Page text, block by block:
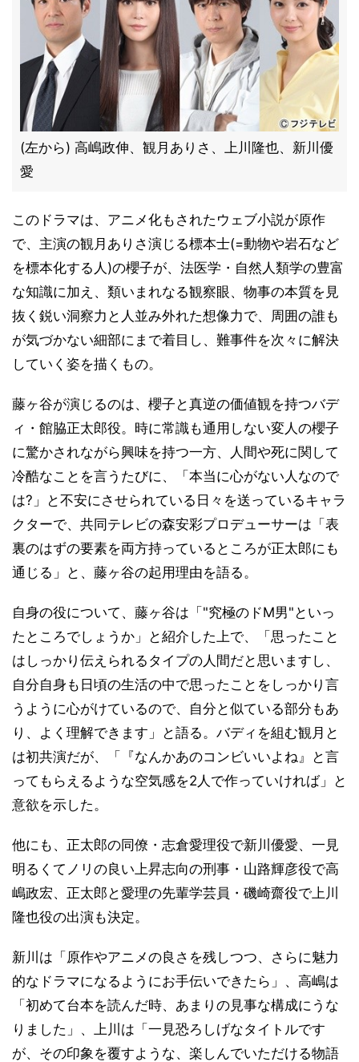
(左から) 高嶋政伸、観月ありさ、上川隆也、新川優
愛
このドラマは、アニメ化もされたウェブ小説が原作
で、主演の観月ありさ演じる標本士(=動物や岩石など
を標本化する人)の櫻子が、法医学・自然人類学の豊富
な知識に加え、類いまれなる観察眼、物事の本質を見
抜く鋭い洞察力と人並み外れた想像力で、周囲の誰も
が気づかない細部にまで着目し、難事件を次々に解決
していく姿を描くもの。
藤ヶ谷が演じるのは、櫻子と真逆の価値観を持つバデ
ィ・館脇正太郎役。時に常識も通用しない変人の櫻子
に驚かされながら興味を持つ一方、人間や死に関して
冷酷なことを言うたびに、「本当に心がない人なので
は?」と不安にさせられている日々を送っているキャラ
クターで、共同テレビの森安彩プロデューサーは「表
裏のはずの要素を両方持っているところが正太郎にも
通じる」と、藤ヶ谷の起用理由を語る。
自身の役について、藤ヶ谷は「"究極のドM男"といっ
たところでしょうか」と紹介した上で、「思ったこと
はしっかり伝えられるタイプの人間だと思いますし、
自分自身も日頃の生活の中で思ったことをしっかり言
うように心がけているので、自分と似ている部分もあ
り、よく理解できます」と語る。バディを組む観月と
は初共演だが、「『なんかあのコンビいいよね』と言
ってもらえるような空気感を2人で作っていければ」と
意欲を示した。
他にも、正太郎の同僚・志倉愛理役で新川優愛、一見
明るくてノリの良い上昇志向の刑事・山路輝彦役で高
嶋政宏、正太郎と愛理の先輩学芸員・磯崎齋役で上川
隆也役の出演も決定。
新川は「原作やアニメの良さを残しつつ、さらに魅力
的なドラマになるようにお手伝いできたら」、高嶋は
「初めて台本を読んだ時、あまりの見事な構成にうな
りました」、上川は「一見恐ろしげなタイトルです
が、その印象を覆すような、楽しんでいただける物語